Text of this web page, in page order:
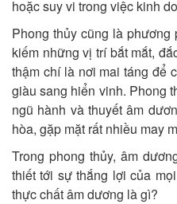
hoặc suy vi trong việc kinh
Phong thủy cũng là
kiếm những vị trí bắt mắt,
thậm chí là nơi mai táng để
giàu sang hiển vinh. Phong
ngũ hành và thuyết âm
hòa, gặp mặt rất nhiều may
Trong phong thủy, âm
thiết tới sự thắng lợi của
thực chất âm dương là gì?